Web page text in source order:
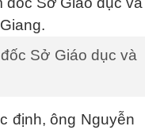
Sở Giáo dục và
định, ông Nguyễn